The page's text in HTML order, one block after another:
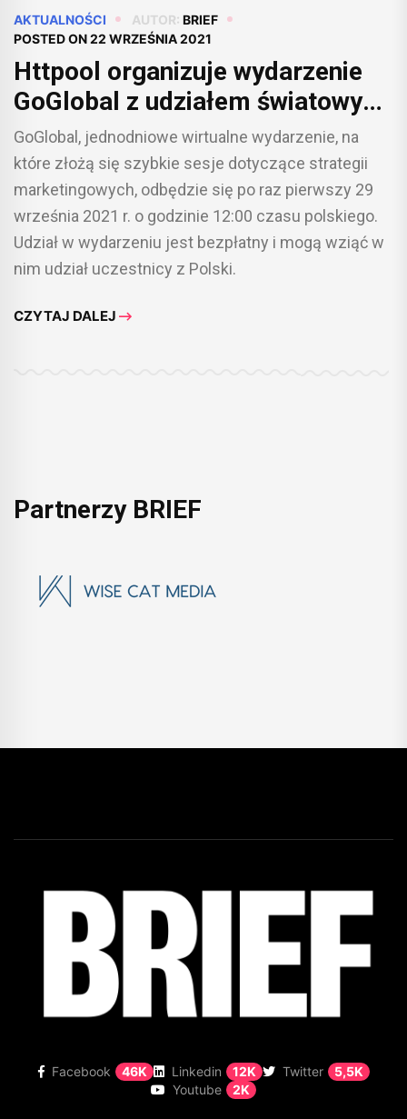
AKTUALNOŚCI AUTOR: BRIEF
POSTED ON22 WRZEŚNIA 2021
Httpool organizuje wydarzenie
GoGlobal z udziałem światowych
marketerów w roli prelegentów
GoGlobal, jednodniowe wirtualne wydarzenie, na
które złożą się szybkie sesje dotyczące strategii
marketingowych, odbędzie się po raz pierwszy 29
września 2021 r. o godzinie 12:00 czasu polskiego.
Udział w wydarzeniu jest bezpłatny i mogą wziąć w
nim udział uczestnicy z Polski.
CZYTAJ DALEJ
Partnerzy BRIEF
Facebook 46K Linkedin 12K Twitter
5,5K
Youtube
2K